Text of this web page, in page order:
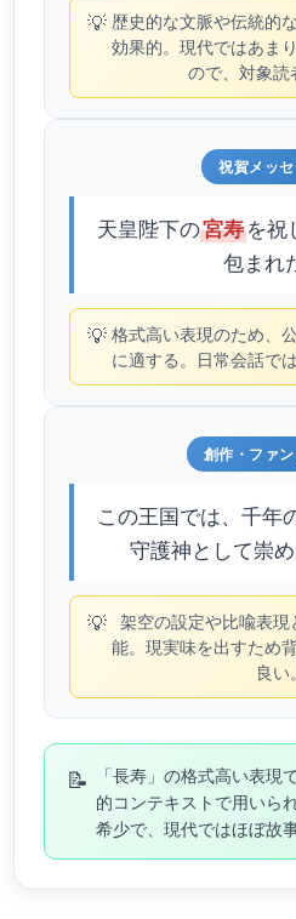
💡 歴史的な文脈や伝統的
効果的。現代ではあま
ので、対象読
祝賀メッ
天皇陛下の宮寿を祝
包まれ
💡 格式高い表現のため、
に適する。日常会話で
創作・ファ
この王国では、千年
守護神として崇め
💡 架空の設定や比喩表
能。現実味を出すため
良い。
📝
「長寿」の格式高い表現
的コンテキストで用いら
希少で、現代ではほぼ故